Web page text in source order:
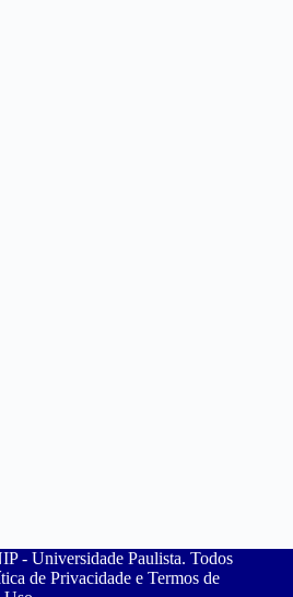
- Universidade Paulista. Todos
de Privacidade e Termos de